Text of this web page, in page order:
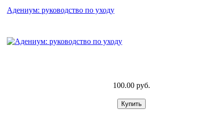
Адениум: руководство по уходу
100.00 руб.